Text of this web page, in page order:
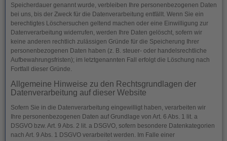
Speicherdauer genannt wurde, verbleiben Ihre personenbezogenen Daten
bei uns, bis der Zweck für die Datenverarbeitung entfällt. Wenn Sie ein
berechtigtes Löschersuchen geltend machen oder eine Einwilligung zur
Datenverarbeitung widerrufen, werden Ihre Daten gelöscht, sofern wir
keine anderen rechtlich zulässigen Gründe für die Speicherung Ihrer
personenbezogenen Daten haben (z. B. steuer- oder handelsrechtliche
Aufbewahrungsfristen); im letztgenannten Fall erfolgt die Löschung nach
Fortfall dieser Gründe.
Allgemeine Hinweise zu den Rechtsgrundlagen der
Datenverarbeitung auf dieser Website
Sofern Sie in die Datenverarbeitung eingewilligt haben, verarbeiten wir
Ihre personenbezogenen Daten auf Grundlage von Art. 6 Abs. 1 lit. a
DSGVO bzw. Art. 9 Abs. 2 lit. a DSGVO, sofern besondere Datenkategorien
nach Art. 9 Abs. 1 DSGVO verarbeitet werden. Im Falle einer